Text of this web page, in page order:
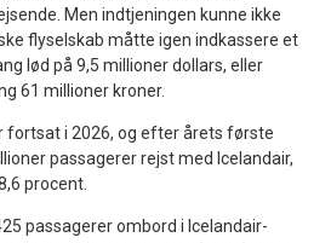
Men indtjeningen kunne ikke
flyselskab måtte igen indkassere et
lød på 9,5 millioner dollars, eller
61 millioner kroner.
fortsat i 2026, og efter årets første
passagerer rejst med Icelandair,
procent.
passagerer ombord i Icelandair-